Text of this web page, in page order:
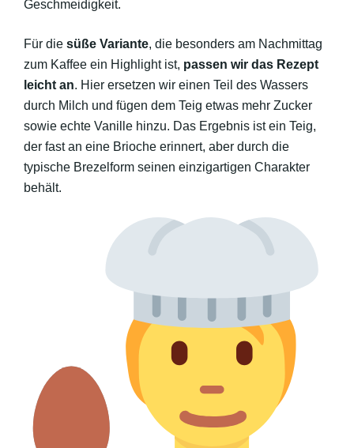
Geschmeidigkeit.
Für die süße Variante, die besonders am Nachmittag
zum Kaffee ein Highlight ist, passen wir das Rezept
leicht an. Hier ersetzen wir einen Teil des Wassers
durch Milch und fügen dem Teig etwas mehr Zucker
sowie echte Vanille hinzu. Das Ergebnis ist ein Teig,
der fast an eine Brioche erinnert, aber durch die
typische Brezelform seinen einzigartigen Charakter
behält.